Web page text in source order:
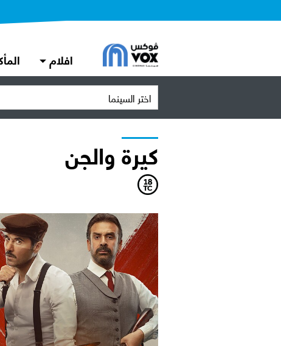
افلام
اختر السينما
كيرة والجن